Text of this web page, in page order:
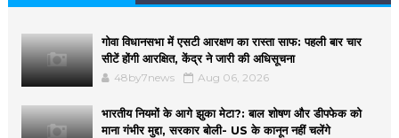
गोवा विधानसभा में एसटी आरक्षण का रास्ता साफ: पहली बार चार
सीटें होंगी आरक्षित, केंद्र ने जारी की अधिसूचना
48by7news Aug 06, 2026
भारतीय नियमों के आगे झुका मेटा?: बाल शोषण और डीपफेक को
माना गंभीर मुद्दा, सरकार बोली- US के कानून नहीं चलेंगे